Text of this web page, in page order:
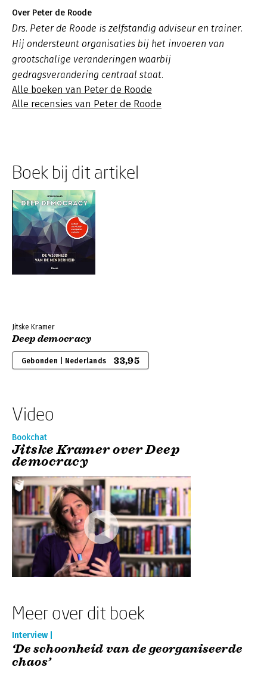
Over Peter de Roode
Drs. Peter de Roode is zelfstandig adviseur en trainer.
Hij ondersteunt organisaties bij het invoeren van
grootschalige veranderingen waarbij
gedragsverandering centraal staat.
Alle boeken van Peter de Roode
Alle recensies van Peter de Roode
Boek bij dit artikel
Jitske Kramer
Deep democracy
Gebonden | Nederlands 33,95
Video
Bookchat
Jitske Kramer over Deep
democracy
Meer over dit boek
Interview |
‘De schoonheid van de georganiseerde
chaos’